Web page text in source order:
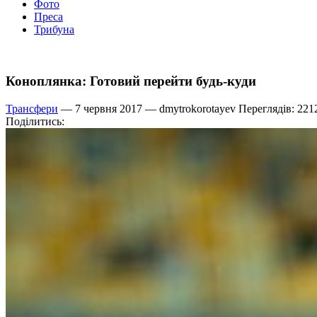
Фото
Преса
Трибуна
Коноплянка: Готовий перейти будь-куди
Трансфери — 7 червня 2017 — dmytrokorotayev Переглядів:
Поділитись: